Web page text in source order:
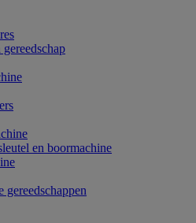
en boormachine
gereedschappen